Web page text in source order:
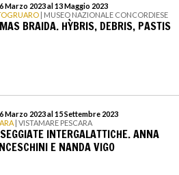
Marzo 2023 al 13 Maggio 2023
| MUSEO NAZIONALE CONCORDIESE
BRAIDA. HỲBRIS, DEBRIS, PASTIS
Marzo 2023 al 15 Settembre 2023
| VISTAMARE PESCARA
INTERGALATTICHE. ANNA
E NANDA VIGO